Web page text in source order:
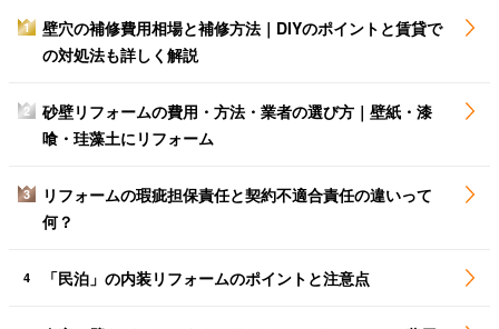
1
壁穴の補修費用相場と補修方法｜DIYのポイントと賃貸で
の対処法も詳しく解説
2
砂壁リフォームの費用・方法・業者の選び方｜壁紙・漆
喰・珪藻土にリフォーム
3
リフォームの瑕疵担保責任と契約不適合責任の違いって
何？
4 「民泊」の内装リフォームのポイントと注意点